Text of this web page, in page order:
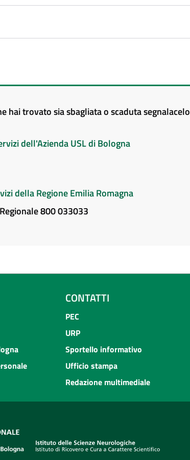
hai trovato sia sbagliata o scaduta segnalacelo
dell'Azienda USL di Bologna
della Regione Emilia Romagna
800 033033
CONTATTI
PEC
URP
Sportello informativo
Ufficio stampa
Redazione multimediale